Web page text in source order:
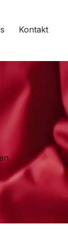
Kontakt